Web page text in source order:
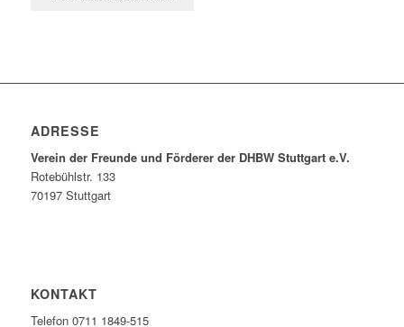
ADRESSE
Verein der Freunde und Förderer der DHBW Stuttgart e.V.
Rotebühlstr. 133
70197 Stuttgart
KONTAKT
Telefon 0711 1849-515